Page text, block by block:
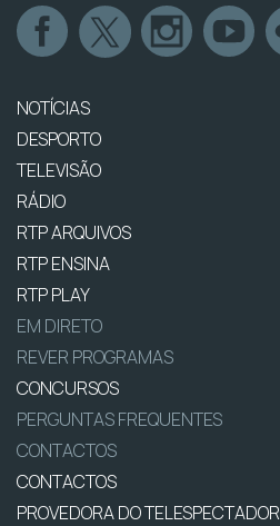
NOTÍCIAS
DESPORTO
TELEVISÃO
RÁDIO
RTP ARQUIVOS
RTP ENSINA
RTP PLAY
EM DIRETO
REVER PROGRAMAS
CONCURSOS
PERGUNTAS FREQUENTES
CONTACTOS
CONTACTOS
PROVEDORA DO TELESPECTADOR